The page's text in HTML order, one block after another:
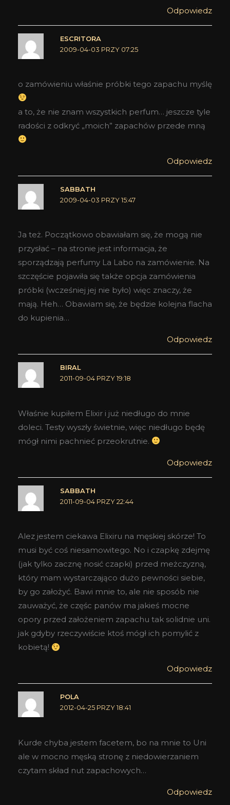
Odpowiedz
ESCRITORA
2009-04-03 PRZY 07:25
o zamówieniu właśnie próbki tego zapachu myślę
a to, że nie znam wszystkich perfum… jeszcze tyle
radości z odkryć „moich” zapachów przede mną
Odpowiedz
SABBATH
2009-04-03 PRZY 15:47
Ja też. Początkowo obawiałam się, że mogą nie
przysłać – na stronie jest informacja, że
sporządzają perfumy La Labo na zamówienie. Na
szczęście pojawiła się także opcja zamówienia
próbki (wcześniej jej nie było) więc znaczy, że
mają. Heh… Obawiam się, że będzie kolejna flacha
do kupienia…
Odpowiedz
BIRAL
2011-09-04 PRZY 19:18
Właśnie kupiłem Elixir i już niedługo do mnie
doleci. Testy wyszły świetnie, więc niedługo będę
mógł nimi pachnieć przeokrutnie.
Odpowiedz
SABBATH
2011-09-04 PRZY 22:44
Alez jestem ciekawa Elixiru na męskiej skórze! To
musi być coś niesamowitego. No i czapkę zdejmę
(jak tylko zacznę nosić czapki) przed meżczyzną,
który mam wystarczająco dużo pewności siebie,
by go założyć. Bawi mnie to, ale nie sposób nie
zauważyć, że częśc panów ma jakieś mocne
opory przed założeniem zapachu tak solidnie uni.
jak gdyby rzeczywiście ktoś mógł ich pomylić z
kobietą!
Odpowiedz
POLA
2012-04-25 PRZY 18:41
Kurde chyba jestem facetem, bo na mnie to Uni
ale w mocno męską stronę z niedowierzaniem
czytam skład nut zapachowych…
Odpowiedz